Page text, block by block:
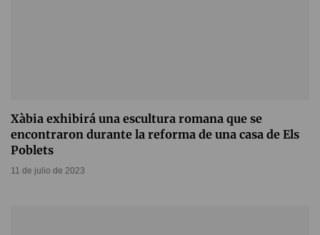
Xàbia exhibirá una escultura romana que se
encontraron durante la reforma de una casa de Els
Poblets
11 de julio de 2023